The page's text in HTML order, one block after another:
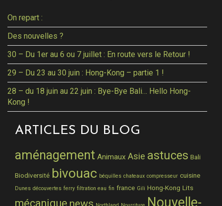
On repart :
Des nouvelles ?
30 – Du 1er au 6 ou 7 juillet : En route vers le Retour !
29 – Du 23 au 30 juin : Hong-Kong – partie 1 !
28 – du 18 juin au 22 juin : Bye-Bye Bali… Hello Hong-
Kong !
ARTICLES DU BLOG
aménagement Animaux Asie astuces Bali
Biodiversité bivouac béquilles chateaux compresseur cuisine
Dunes découvertes ferry filtration eau fin france Gili Hong-Kong Lits
mécanique news Nouvelle-